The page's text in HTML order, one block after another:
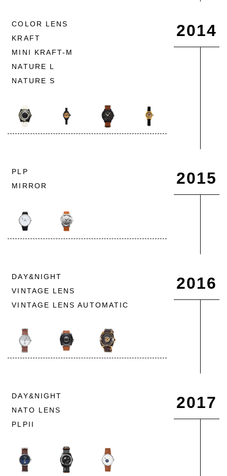
COLOR LENS
KRAFT
MINI KRAFT-M
NATURE L
NATURE S
2014
PLP
MIRROR
2015
DAY&NIGHT
VINTAGE LENS
VINTAGE LENS AUTOMATIC
2016
DAY&NIGHT
NATO LENS
PLPII
2017